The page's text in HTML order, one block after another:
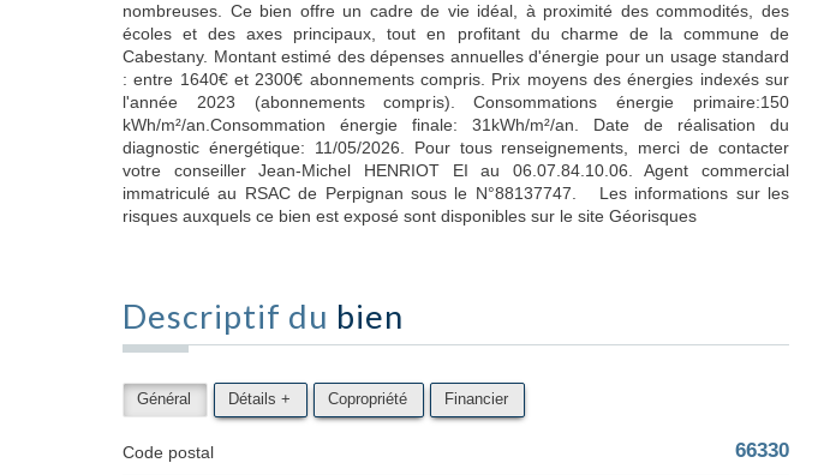
nombreuses. Ce bien offre un cadre de vie idéal, à proximité des commodités, des
écoles et des axes principaux, tout en profitant du charme de la commune de
Cabestany. Montant estimé des dépenses annuelles d'énergie pour un usage standard
: entre 1640€ et 2300€ abonnements compris. Prix moyens des énergies indexés sur
l'année 2023 (abonnements compris). Consommations énergie primaire:150
kWh/m²/an.Consommation énergie finale: 31kWh/m²/an. Date de réalisation du
diagnostic énergétique: 11/05/2026. Pour tous renseignements, merci de contacter
votre conseiller Jean-Michel HENRIOT EI au 06.07.84.10.06. Agent commercial
immatriculé au RSAC de Perpignan sous le N°88137747. Les informations sur les
risques auxquels ce bien est exposé sont disponibles sur le site Géorisques
Descriptif du bien
Général Détails + Copropriété Financier
Code postal 66330